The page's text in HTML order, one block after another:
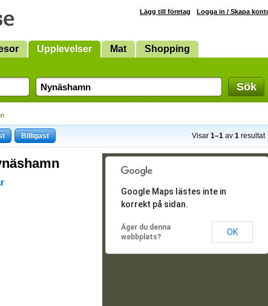
Lägg till företag Logga in / Skapa
Upplevelser Mat Shopping
Sök
Billigast Visar 1–1 av 1 resultat
Google Maps lästes inte in
korrekt på sidan.
Äger du denna
webbplats?
OK